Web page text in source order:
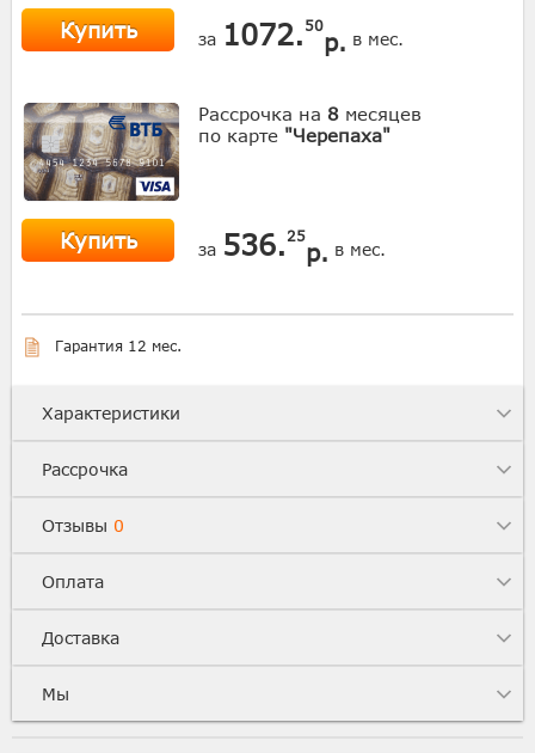
Купить за 1072. 50
р. в мес.
Рассрочка на 8 месяцев
по карте "Черепаха"
Купить за 536. 25
р. в мес.
Гарантия 12 мес.
Характеристики
Рассрочка
Отзывы 0
Оплата
Доставка
Мы